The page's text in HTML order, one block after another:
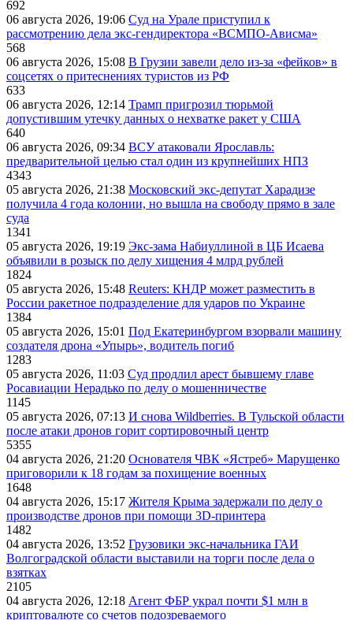
692
06 августа 2026, 19:06 Суд на Урале приступил к
рассмотрению дела экс-гендиректора «ВСМПО-Ависма»
568
06 августа 2026, 15:08 В Грузии завели дело из-за «фейков» в
соцсетях о притеснениях туристов из РФ
633
06 августа 2026, 12:14 Трамп пригрозил тюрьмой
допустившим утечку данных о нехватке ракет у США
640
06 августа 2026, 09:34 ВСУ атаковали Ярославль:
предварительной целью стал один из крупнейших НПЗ
4343
05 августа 2026, 21:38 Московский экс-депутат Харадизе
получила 4 года колонии, но вышла на свободу прямо в зале
суда
1341
05 августа 2026, 19:19 Экс-зама Набиуллиной в ЦБ Исаева
объявили в розыск по делу хищения 4 млрд рублей
1824
05 августа 2026, 15:48 Reuters: КНДР может разместить в
России ракетное подразделение для ударов по Украине
1384
05 августа 2026, 15:01 Под Екатеринбургом взорвали машину
создателя дрона «Упырь», водитель погиб
1283
05 августа 2026, 11:03 Суд продлил арест бывшему главе
Росавиации Нерадько по делу о мошенничестве
1145
05 августа 2026, 07:13 И снова Wildberries. В Тульской области
после атаки дронов горит сортировочный центр
5355
04 августа 2026, 21:20 Основателя ЧВК «Ястреб» Марущенко
приговорили к 18 годам за похищение военных
1648
04 августа 2026, 15:17 Жителя Крыма задержали по делу о
производстве дронов при помощи 3D‑принтера
1482
04 августа 2026, 13:52 Грузовики экс-начальника ГАИ
Волгоградской области выставили на торги после дела о
взятках
2105
04 августа 2026, 12:18 Агент ФБР украл почти $1 млн в
криптовалюте со счетов подозреваемого